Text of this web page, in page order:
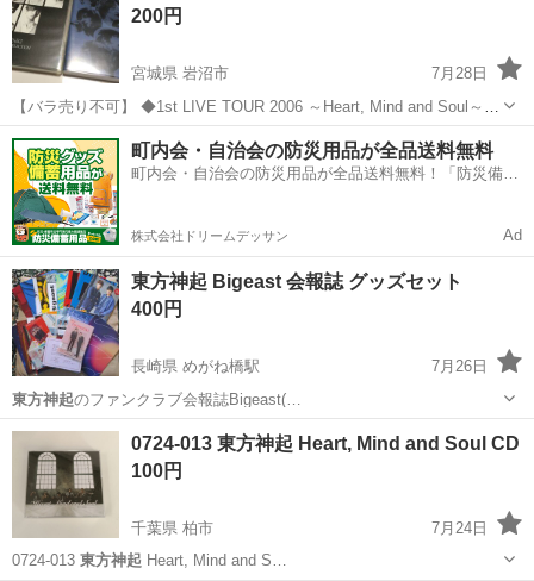
200円
宮城県 岩沼市
7月28日
【バラ売り不可】 ◆1st LIVE TOUR 2006 ～Heart, Mind and Soul～
◆TOHOSHINKI VIDEO CLIP COLLECTION -THE ONE -
宮城 岩沼市 DVD/ブルーレイ 東方神起
町内会・自治会の防災用品が全品送料無料
町内会・自治会の防災用品が全品送料無料！「防災備蓄
株式会社ドリームデッサン Ad
東方神起 Bigeast 会報誌 グッズセット
400円
長崎県 めがね橋駅
7月26日
東方神起のファンクラブ会報誌Bigeast(…
長崎 長崎市 めがね橋駅 その他
0724-013 東方神起 Heart, Mind and Soul CD
100円
千葉県 柏市
7月24日
0724-013 東方神起 Heart, Mind and S…